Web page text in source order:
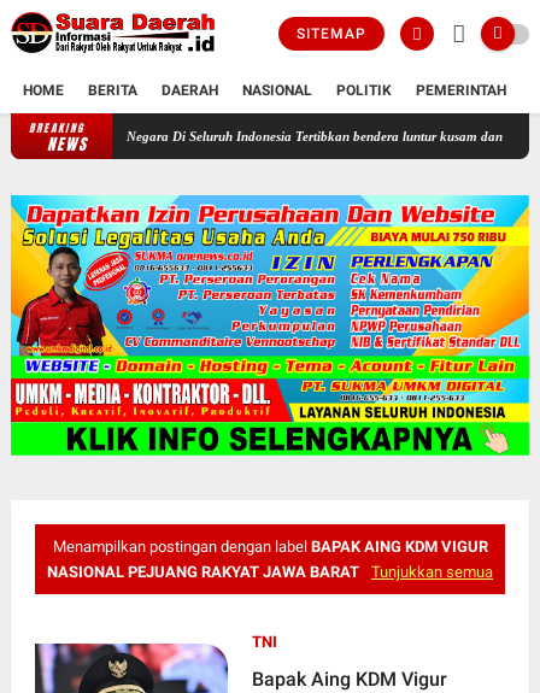
SITEMAP
HOME BERITA DAERAH NASIONAL POLITIK PEMERINTAH
BREAKING
NEWS Profesor Minta Presiden RI Perintahkan Semua Aparatur Negara Di
Menampilkan postingan dengan label BAPAK AING KDM VIGUR
NASIONAL PEJUANG RAKYAT JAWA BARAT
Tunjukkan semua
TNI
Bapak Aing KDM Vigur